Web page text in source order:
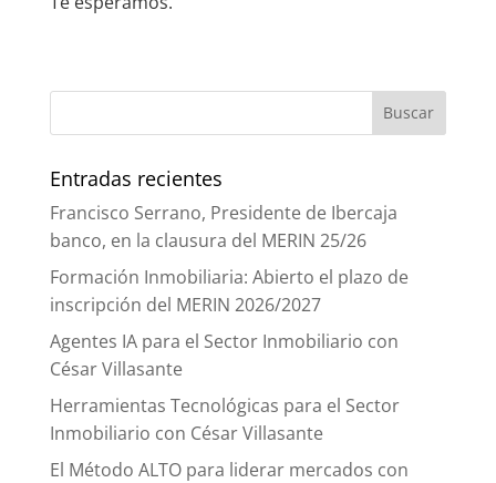
Entradas recientes
Francisco Serrano, Presidente de Ibercaja
banco, en la clausura del MERIN 25/26
Formación Inmobiliaria: Abierto el plazo de
inscripción del MERIN 2026/2027
Agentes IA para el Sector Inmobiliario con
César Villasante
Herramientas Tecnológicas para el Sector
Inmobiliario con César Villasante
El Método ALTO para liderar mercados con